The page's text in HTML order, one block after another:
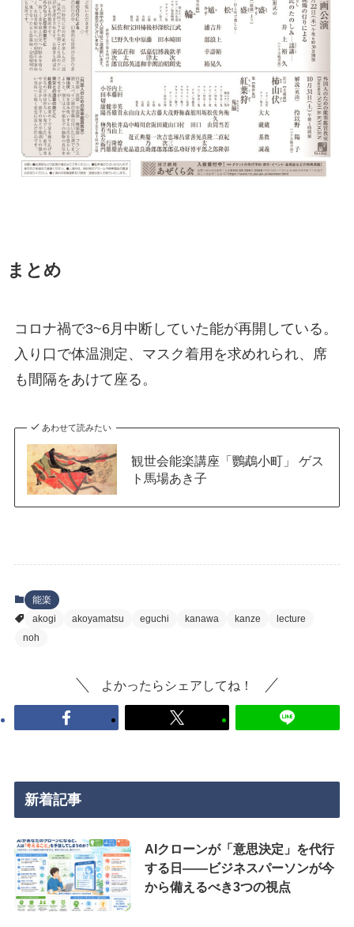
まとめ
コロナ禍で3~6月中断していた能が再開している。
入り口で体温測定、マスク着用を求めれられ、席
も間隔をあけて座る。
あわせて読みたい
観世会能楽講座「鸚鵡小町」 ゲス
ト馬場あき子
能楽
akogi
akoyamatsu eguchi kanawa kanze
lecture
noh
よかったらシェアしてね！
新着記事
AIクローンが「意思決定」を代行
する日——ビジネスパーソンが今
から備えるべき3つの視点